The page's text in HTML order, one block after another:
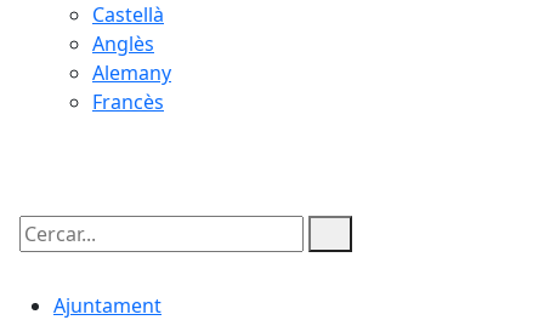
Castellà
Anglès
Alemany
Francès
Cercar:
Ajuntament